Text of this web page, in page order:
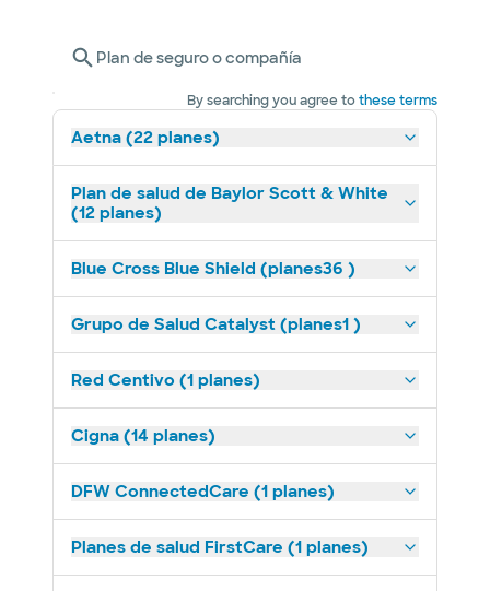
Plan de seguro o compañía
By searching you agree tothese terms
Aetna (22 planes)
Plan de salud de Baylor Scott & White
(12 planes)
Blue Cross Blue Shield (planes36 )
Grupo de Salud Catalyst (planes1 )
Red Centivo (1 planes)
Cigna (14 planes)
DFW ConnectedCare (1 planes)
Planes de salud FirstCare (1 planes)